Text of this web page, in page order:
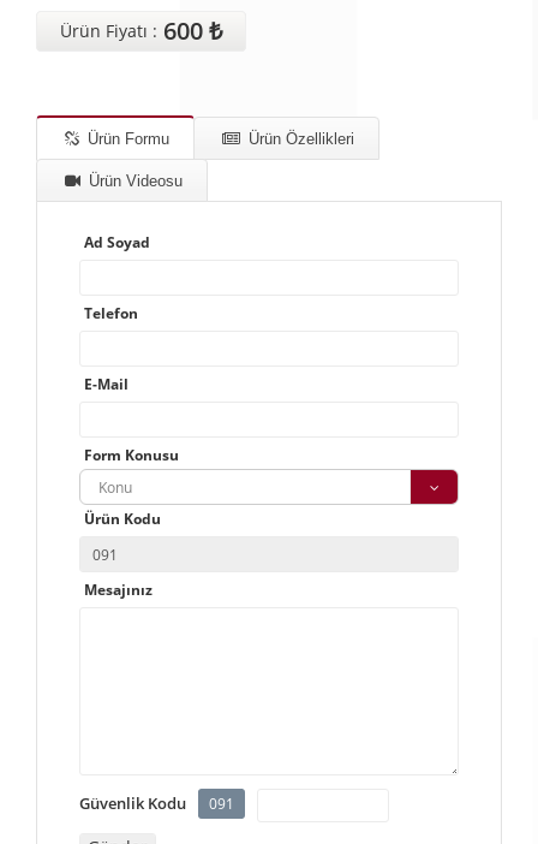
Ürün Fiyatı : 600 ₺
Ürün Formu Ürün Özellikleri
Ürün Videosu
Ad Soyad
Telefon
E-Mail
Form Konusu
Konu
Ürün Kodu
Mesajınız
Güvenlik Kodu 091